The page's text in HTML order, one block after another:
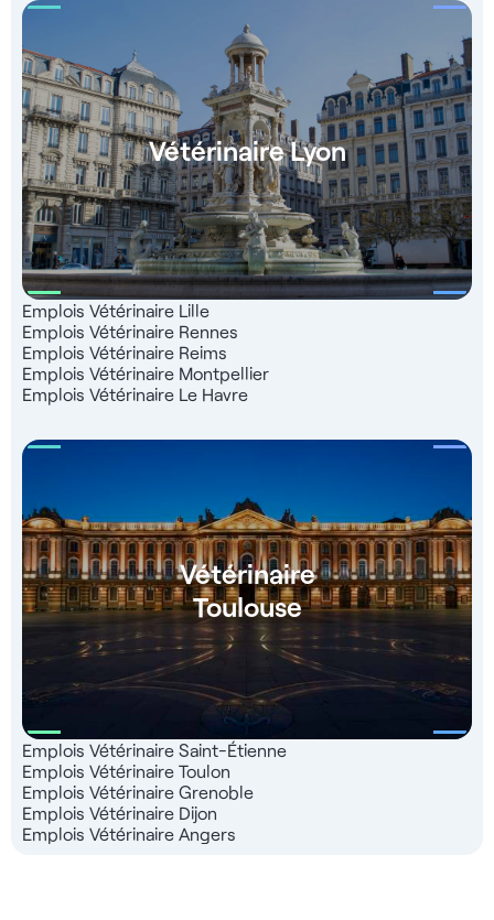
Vétérinaire Lyon
Emplois Vétérinaire Lille
Emplois Vétérinaire Rennes
Emplois Vétérinaire Reims
Emplois Vétérinaire Montpellier
Emplois Vétérinaire Le Havre
Vétérinaire
Toulouse
Emplois Vétérinaire Saint-Étienne
Emplois Vétérinaire Toulon
Emplois Vétérinaire Grenoble
Emplois Vétérinaire Dijon
Emplois Vétérinaire Angers